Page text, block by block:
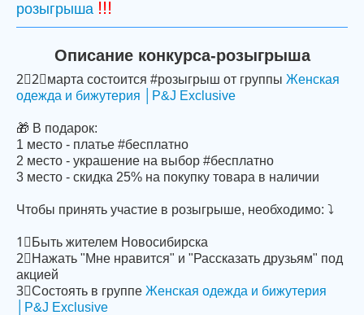
розыгрыша !!!
Описание конкурса-розыгрыша
2⃣2⃣марта состоится #розыгрыш от группы Женская
одежда и бижутерия │P&J Exclusive
🎁 В подарок:
1 место - платье #бесплатно
2 место - украшение на выбор #бесплатно
3 место - скидка 25% на покупку товара в наличии
Чтобы принять участие в розыгрыше, необходимо: ⤵
1⃣Быть жителем Новосибирска
2⃣Нажать "Мне нравится" и "Рассказать друзьям" под
акцией
3⃣Состоять в группе Женская одежда и бижутерия
│P&J Exclusive